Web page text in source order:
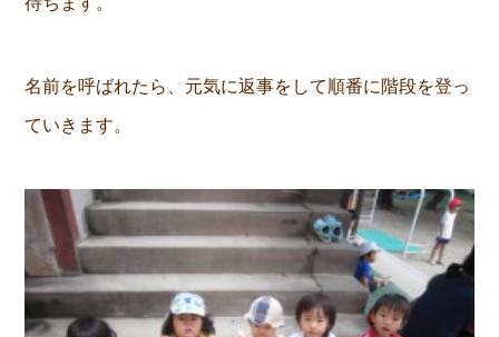
名前を呼ばれたら、元気に返事をして順番に階段を登っ
ていきます。